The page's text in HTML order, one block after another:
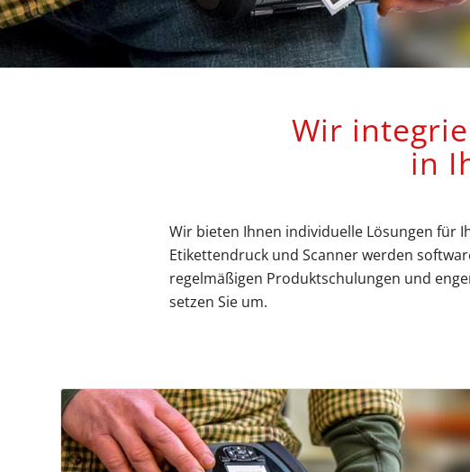
Wir
in
Wir bieten Ihnen individuelle Lösungen für
Etikettendruck und Scanner werden
regelmäßigen Produktschulungen und
setzen Sie um.